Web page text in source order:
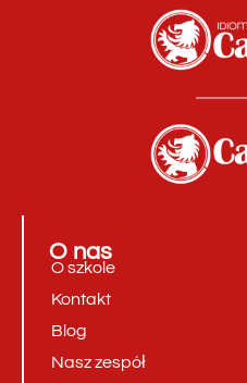
O nas
O szkole
Kontakt
Blog
Nasz zespół